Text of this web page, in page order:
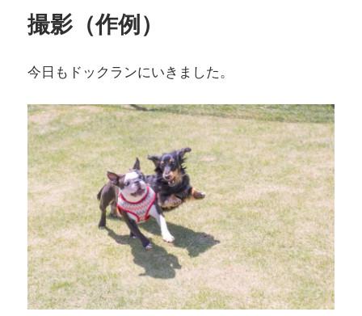
撮影（作例）
今日もドックランにいきました。